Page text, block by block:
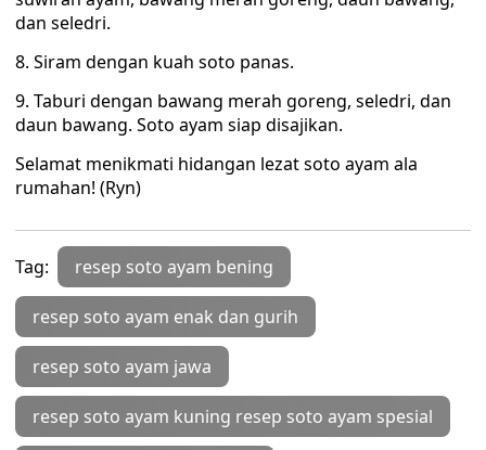
dan seledri.
8. Siram dengan kuah soto panas.
9. Taburi dengan bawang merah goreng, seledri, dan
daun bawang. Soto ayam siap disajikan.
Selamat menikmati hidangan lezat soto ayam ala
rumahan! (Ryn)
Tag: resep soto ayam bening
resep soto ayam enak dan gurih
resep soto ayam jawa
resep soto ayam kuning resep soto ayam spesial